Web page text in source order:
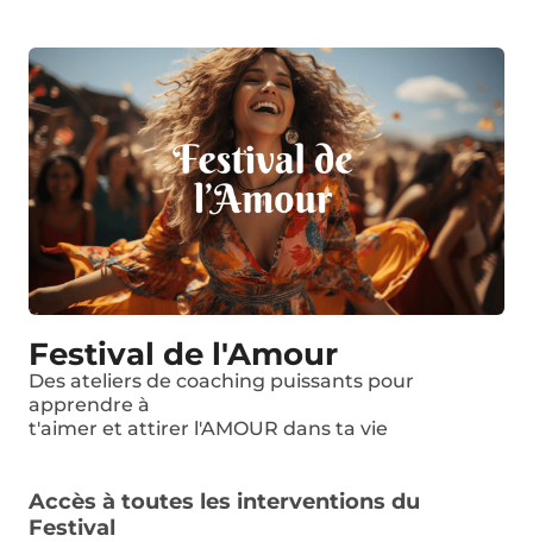
Festival de l'Amour
Des ateliers de coaching puissants pour
apprendre à
t'aimer et attirer l'AMOUR dans ta vie
Accès à toutes les interventions du
Festival